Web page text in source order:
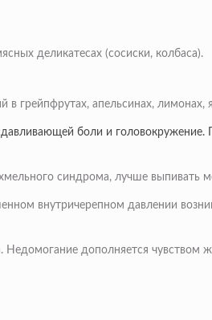
деликатесах (сосиски, колбаса).
грейпфрутах, апельсинах, лимонах,
боли и
синдрома, лучше выпивать
внутричерепном давлении
Недомогание дополняется